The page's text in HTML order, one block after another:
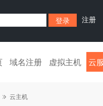
注册
域名注册 虚拟主机 云
云主机